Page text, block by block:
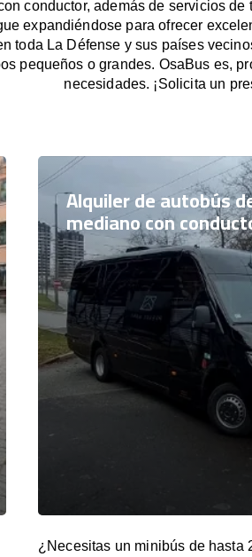
conductor, además de servicios
expandiéndose para ofrecer
toda La Défense y sus países
pequeños o grandes. OsaBus es,
necesidades. ¡Solicita un
Alquiler de autobús
mediano con
¿Necesitas un minibús de hasta